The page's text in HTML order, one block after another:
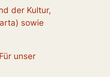
der Kultur,
sowie
unser